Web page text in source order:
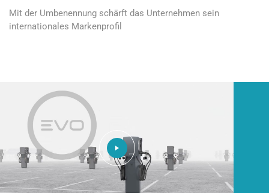
Mit der Umbenennung schärft das Unternehmen sein
internationales Markenprofil